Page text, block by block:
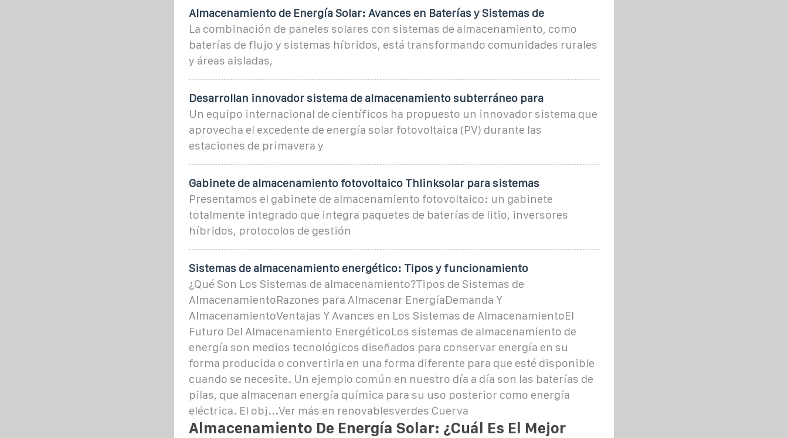
Almacenamiento de Energía Solar: Avances en Baterías y Sistemas de
La combinación de paneles solares con sistemas de almacenamiento, como
baterías de flujo y sistemas híbridos, está transformando comunidades rurales
y áreas aisladas,
Desarrollan innovador sistema de almacenamiento subterráneo para
Un equipo internacional de científicos ha propuesto un innovador sistema que
aprovecha el excedente de energía solar fotovoltaica (PV) durante las
estaciones de primavera y
Gabinete de almacenamiento fotovoltaico Thlinksolar para sistemas
Presentamos el gabinete de almacenamiento fotovoltaico: un gabinete
totalmente integrado que integra paquetes de baterías de litio, inversores
híbridos, protocolos de gestión
Sistemas de almacenamiento energético: Tipos y funcionamiento
¿Qué Son Los Sistemas de almacenamiento?Tipos de Sistemas de
AlmacenamientoRazones para Almacenar EnergíaDemanda Y
AlmacenamientoVentajas Y Avances en Los Sistemas de AlmacenamientoEl
Futuro Del Almacenamiento EnergéticoLos sistemas de almacenamiento de
energía son medios tecnológicos diseñados para conservar energía en su
forma producida o convertirla en una forma diferente para que esté disponible
cuando se necesite. Un ejemplo común en nuestro día a día son las baterías de
pilas, que almacenan energía química para su uso posterior como energía
eléctrica. El obj...Ver más en renovablesverdes Cuerva
Almacenamiento De Energía Solar: ¿cuál Es El Mejor